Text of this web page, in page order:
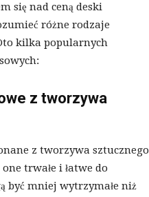
się nad ceną deski
różne rodzaje
kilka popularnych
z tworzywa
z tworzywa sztucznego
one trwałe i łatwe do
być mniej wytrzymałe niż